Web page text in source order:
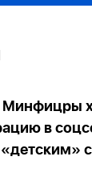
Минфицры
в